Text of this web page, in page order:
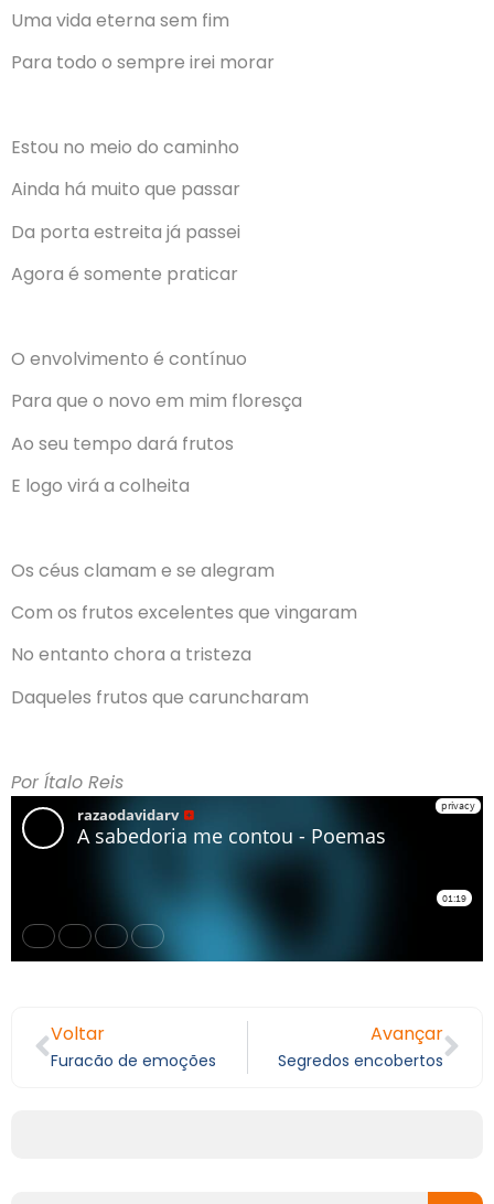
Uma vida eterna sem fim
Para todo o sempre irei morar
Estou no meio do caminho
Ainda há muito que passar
Da porta estreita já passei
Agora é somente praticar
O envolvimento é contínuo
Para que o novo em mim floresça
Ao seu tempo dará frutos
E logo virá a colheita
Os céus clamam e se alegram
Com os frutos excelentes que vingaram
No entanto chora a tristeza
Daqueles frutos que caruncharam
Por Ítalo Reis
Voltar
Furacão de emoções
Avançar
Segredos encobertos